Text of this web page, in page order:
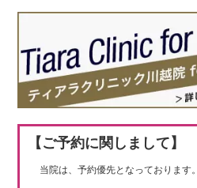
【ご予約に関しまして】
当院は、予約優先となっております。